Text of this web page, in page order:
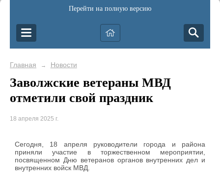
Перейти на полную версию
Главная → Новости
Заволжские ветераны МВД
отметили свой праздник
18 апреля 2025 г.
Сегодня, 18 апреля руководители города и района
приняли участие в торжественном мероприятии,
посвященном Дню ветеранов органов внутренних дел и
внутренних войск МВД.